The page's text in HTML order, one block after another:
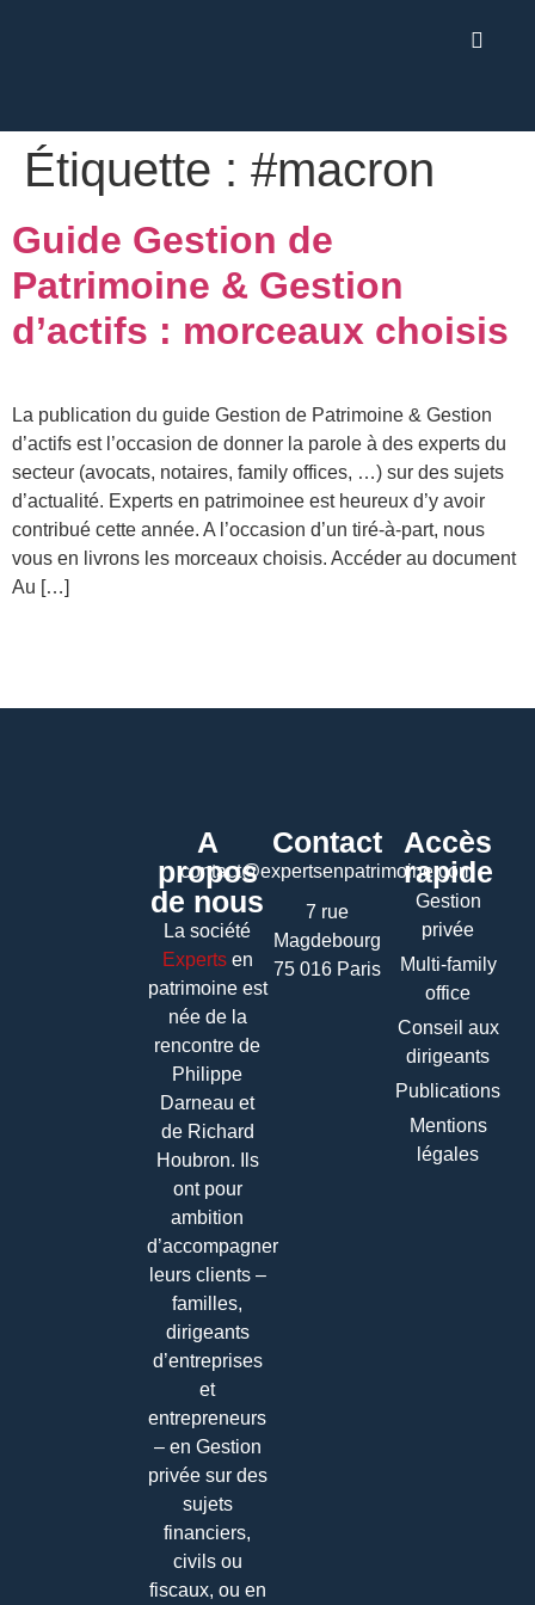
Étiquette : #macron
Guide Gestion de
Patrimoine & Gestion
d’actifs : morceaux choisis
La publication du guide Gestion de Patrimoine & Gestion
d’actifs est l’occasion de donner la parole à des experts du
secteur (avocats, notaires, family offices, …) sur des sujets
d’actualité. Experts en patrimoinee est heureux d’y avoir
contribué cette année. A l’occasion d’un tiré-à-part, nous
vous en livrons les morceaux choisis. Accéder au document
Au […]
A
propos
de nous
La société
Expertsen
patrimoine est
née de la
rencontre de
Philippe
Darneau et
de Richard
Houbron. Ils
ont pour
ambition
d’accompagner
leurs clients –
familles,
dirigeants
d’entreprises
et
entrepreneurs
– en Gestion
privée sur des
sujets
financiers,
civils ou
fiscaux, ou en
Contact
contact@expertsenpatrimoine.com
7 rue
Magdebourg
75 016 Paris
Accès
rapide
Gestion
privée
Multi-family
office
Conseil aux
dirigeants
Publications
Mentions
légales